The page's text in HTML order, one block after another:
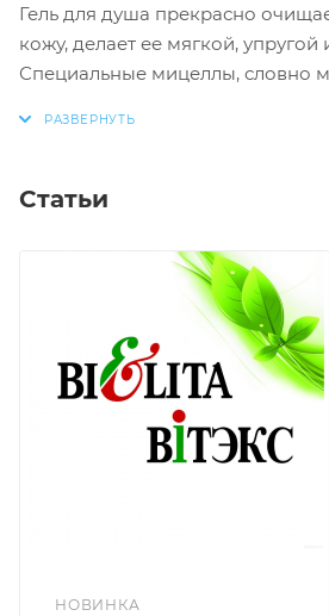
Гель для душа прекрасно
кожу, делает ее мягкой, упругой
Специальные мицеллы, словно
придает тонус и энергию
обновляет клетки кожи
Активные компоненты: морской
водоросли, кофеин, D-пантенол.
Статьи
НОВИНКА